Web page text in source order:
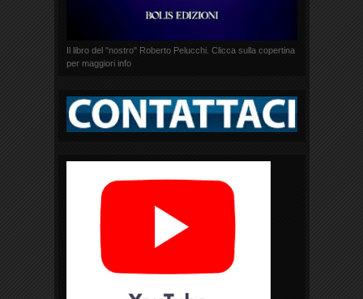
Il libro del "nostro" Roberto Pelucchi. Clicca sulla copertina
per maggiori info